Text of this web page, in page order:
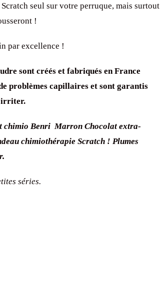
seul sur votre perruque, mais surtout
!
par excellence !
sont créés et fabriqués en France
problèmes capillaires et sont garantis
irriter.
chimio Benri Marron Chocolat extra-
chimiothérapie Scratch ! Plumes
séries.